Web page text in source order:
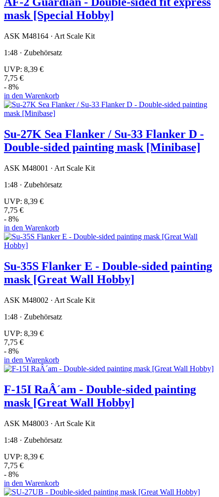
mask [Special Hobby]
ASK M48164 · Art Scale Kit
1:48 · Zubehörsatz
UVP: 8,39 €
7,75 €
- 8%
in den Warenkorb
Su-27K Sea Flanker / Su-33 Flanker D -
Double-sided painting mask [Minibase]
ASK M48001 · Art Scale Kit
1:48 · Zubehörsatz
UVP: 8,39 €
7,75 €
- 8%
in den Warenkorb
Su-35S Flanker E - Double-sided painting
mask [Great Wall Hobby]
ASK M48002 · Art Scale Kit
1:48 · Zubehörsatz
UVP: 8,39 €
7,75 €
- 8%
in den Warenkorb
F-15I RaÂ´am - Double-sided painting
mask [Great Wall Hobby]
ASK M48003 · Art Scale Kit
1:48 · Zubehörsatz
UVP: 8,39 €
7,75 €
- 8%
in den Warenkorb